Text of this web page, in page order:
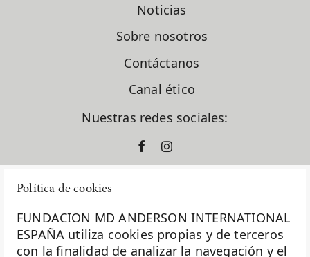
Política de cookies
FUNDACION MD ANDERSON INTERNATIONAL
ESPAÑA utiliza cookies propias y de terceros
con la finalidad de analizar la navegación y el
Noticias
Sobre nosotros
Contáctanos
Canal ético
Nuestras redes sociales:
La Fundación MD Anderson España - Hospiten es